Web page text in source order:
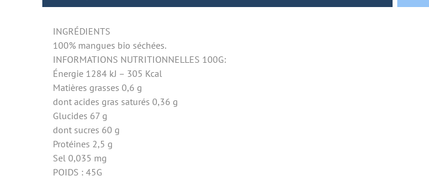
INGRÉDIENTS
100% mangues bio séchées.
INFORMATIONS NUTRITIONNELLES 100G:
Énergie 1284 kJ – 305 Kcal
Matières grasses 0,6 g
dont acides gras saturés 0,36 g
Glucides 67 g
dont sucres 60 g
Protéines 2,5 g
Sel 0,035 mg
POIDS : 45G